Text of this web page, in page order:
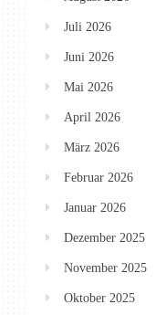
Juli 2026
Juni 2026
Mai 2026
April 2026
März 2026
Februar 2026
Januar 2026
Dezember 2025
November 2025
Oktober 2025